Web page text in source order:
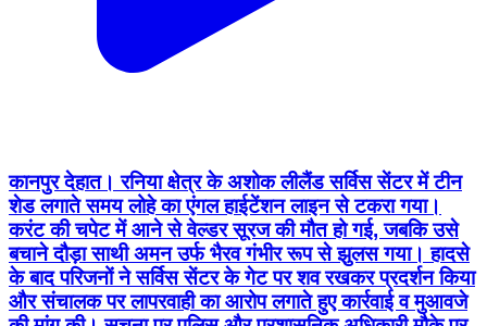
कानपुर देहात। रनिया क्षेत्र के अशोक लीलैंड सर्विस सेंटर में टीन
शेड लगाते समय लोहे का एंगल हाईटेंशन लाइन से टकरा गया।
करंट की चपेट में आने से वेल्डर सूरज की मौत हो गई, जबकि उसे
बचाने दौड़ा साथी अमन उर्फ भैरव गंभीर रूप से झुलस गया। हादसे
के बाद परिजनों ने सर्विस सेंटर के गेट पर शव रखकर प्रदर्शन किया
और संचालक पर लापरवाही का आरोप लगाते हुए कार्रवाई व मुआवजे